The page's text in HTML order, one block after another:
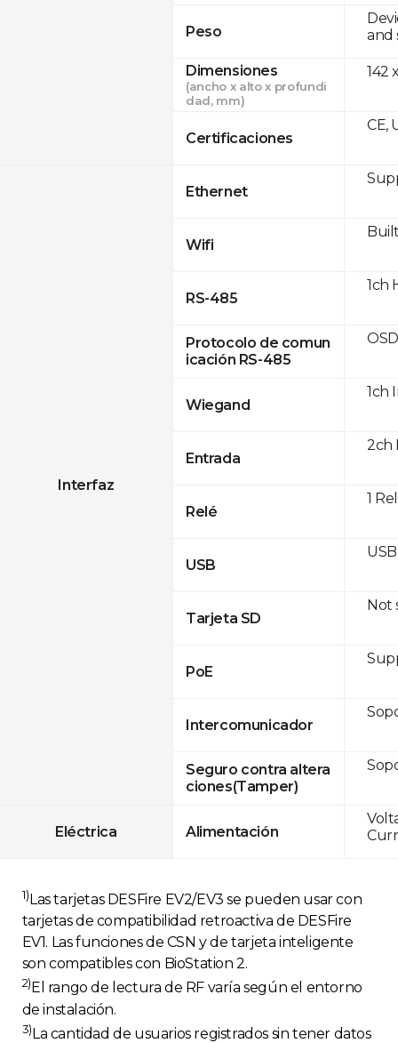
Peso
Dimensiones
(ancho x alto x profundi
dad, mm)
Certificaciones
Interfaz
Ethernet
Wifi
RS-485
Protocolo de comun
icación RS-485
Wiegand
Entrada
Relé
USB
Tarjeta SD
PoE
Intercomunicador
Seguro contra altera
ciones(Tamper)
Eléctrica Alimentación
and
142
CE,
1ch
1ch
2ch
1
Not
1) Las tarjetas DESFire EV2/EV3 se pueden usar con
tarjetas de compatibilidad retroactiva de DESFire
EV1. Las funciones de CSN y de tarjeta inteligente
son compatibles con BioStation 2.
2) El rango de lectura de RF varía según el entorno
de instalación.
3)La cantidad de usuarios registrados sin tener datos